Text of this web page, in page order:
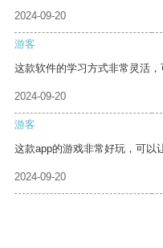
2024-09-20
游客
这款软件的学习方式非常灵活，
2024-09-20
游客
这款app的游戏非常好玩，可以
2024-09-20